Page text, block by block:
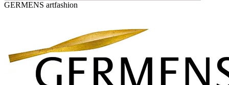
GERMENS artfashion